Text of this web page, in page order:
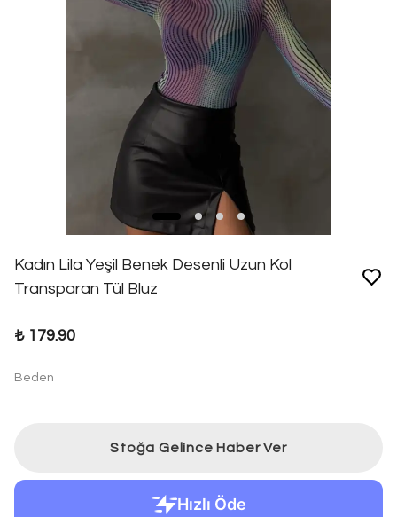
Kadın Lila Yeşil Benek Desenli Uzun Kol
Transparan Tül Bluz
₺ 179.90
Beden
Stoğa Gelince Haber Ver